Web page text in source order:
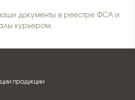
документы в реестре ФСА и
курьером.
продукции